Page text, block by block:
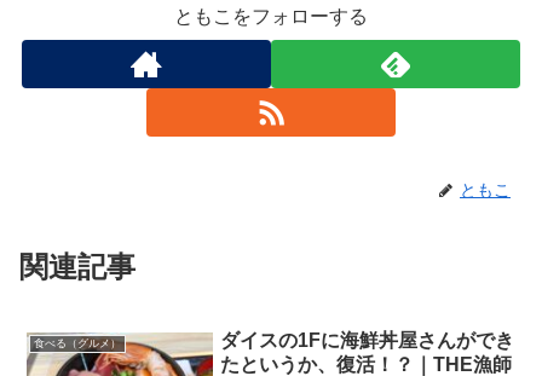
ともこをフォローする
ともこ
関連記事
食べる（グルメ）
ダイスの1Fに海鮮丼屋さんができ
たというか、復活！？｜THE漁師